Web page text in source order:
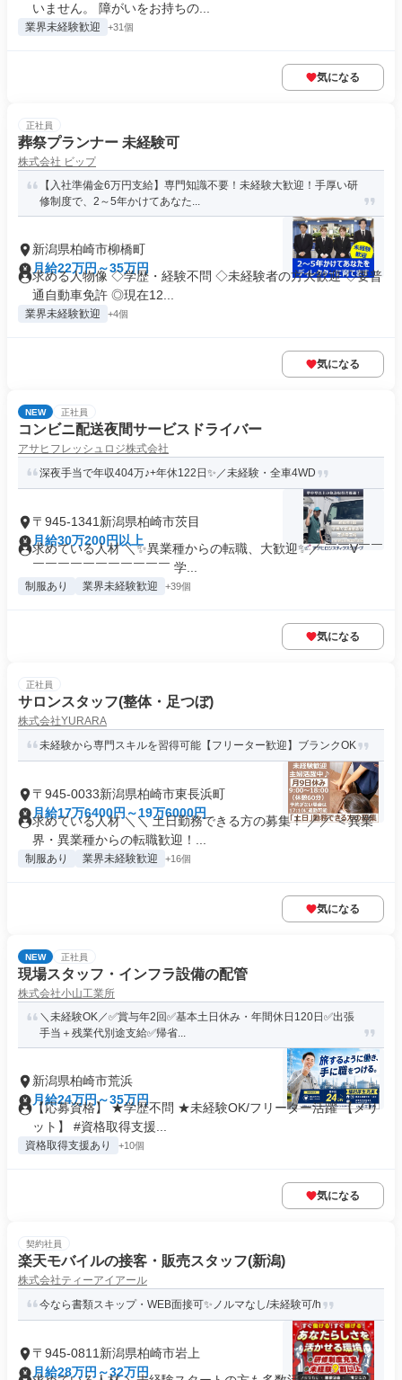
いません。 障がいをお持ちの...
業界未経験歓迎 +31個
気になる
正社員
葬祭プランナー 未経験可
株式会社 ビップ
【入社準備金6万円支給】専門知識不要！未経験大歓迎！手厚い研
修制度で、2～5年かけてあなた...
新潟県柏崎市柳橋町
月給22万円～35万円
求める人物像 ◇学歴・経験不問 ◇未経験者の方大歓迎 ◇要普
通自動車免許 ◎現在12...
業界未経験歓迎 +4個
気になる
NEW 正社員
コンビニ配送夜間サービスドライバー
アサヒフレッシュロジ株式会社
深夜手当で年収404万♪+年休122日✨／未経験・全車4WD
〒945-1341新潟県柏崎市茨目
月給30万200円以上
求めている人材 ＼✨異業種からの転職、大歓迎✨／ ￣￣V￣￣
￣￣￣￣￣￣￣￣￣￣￣ 学...
制服あり 業界未経験歓迎 +39個
気になる
正社員
サロンスタッフ(整体・足つぼ)
株式会社YURARA
未経験から専門スキルを習得可能【フリーター歓迎】ブランクOK
〒945-0033新潟県柏崎市東長浜町
月給17万6400円～19万6000円
求めている人材 ＼＼ 土日勤務できる方の募集！ ／／ ＜異業
界・異業種からの転職歓迎！...
制服あり 業界未経験歓迎 +16個
気になる
NEW 正社員
現場スタッフ・インフラ設備の配管
株式会社小山工業所
＼未経験OK／✅賞与年2回✅基本土日休み・年間休日120日✅出張
手当＋残業代別途支給✅帰省...
新潟県柏崎市荒浜
月給24万円～35万円
【応募資格】 ★学歴不問 ★未経験OK/フリーター活躍 【メリ
ット】 #資格取得支援...
資格取得支援あり +10個
気になる
契約社員
楽天モバイルの接客・販売スタッフ(新潟)
株式会社ティーアイアール
今なら書類スキップ・WEB面接可✨️ノルマなし/未経験可/h
〒945-0811新潟県柏崎市岩上
月給28万円～32万円